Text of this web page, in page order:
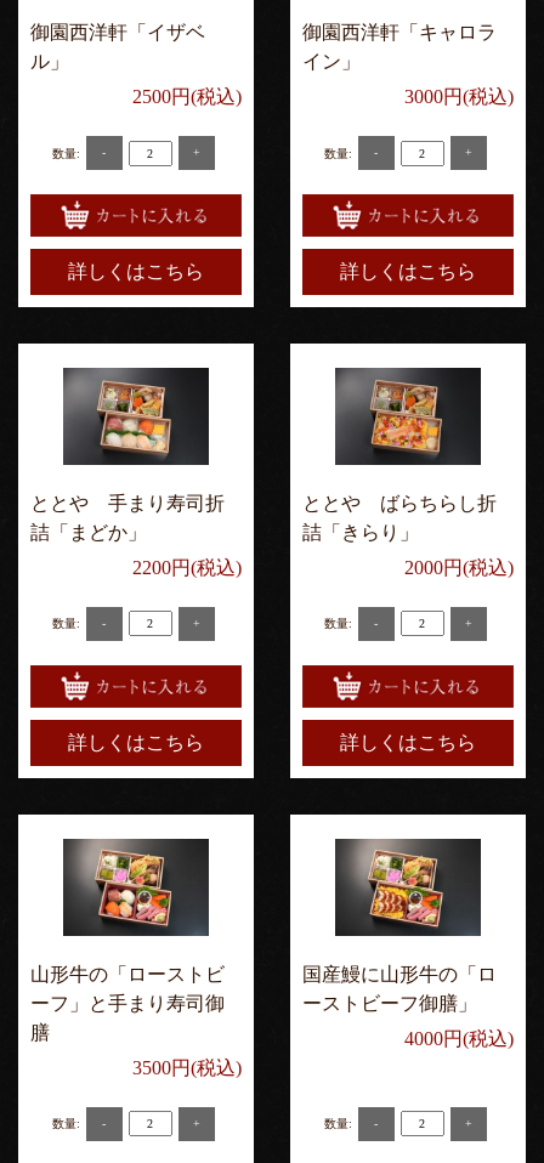
御園西洋軒「イザベ
ル」
2500円(税込)
数量: - +
詳しくはこちら
御園西洋軒「キャロラ
イン」
3000円(税込)
数量: - +
詳しくはこちら
ととや 手まり寿司折
詰「まどか」
2200円(税込)
数量: - +
詳しくはこちら
ととや ばらちらし折
詰「きらり」
2000円(税込)
数量: - +
詳しくはこちら
山形牛の「ローストビ
ーフ」と手まり寿司御
膳
3500円(税込)
数量: - +
国産鰻に山形牛の「ロ
ーストビーフ御膳」
4000円(税込)
数量: - +